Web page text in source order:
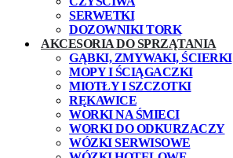
SERWETKI
DOZOWNIKI TORK
AKCESORIA DO SPRZĄTANIA
GĄBKI, ZMYWAKI, ŚCIERKI
MOPY I ŚCIĄGACZKI
MIOTŁY I SZCZOTKI
RĘKAWICE
WORKI NA ŚMIECI
WORKI DO ODKURZACZY
WÓZKI SERWISOWE